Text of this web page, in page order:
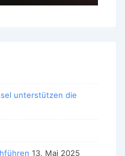
unterstützen die
13. Mai 2025